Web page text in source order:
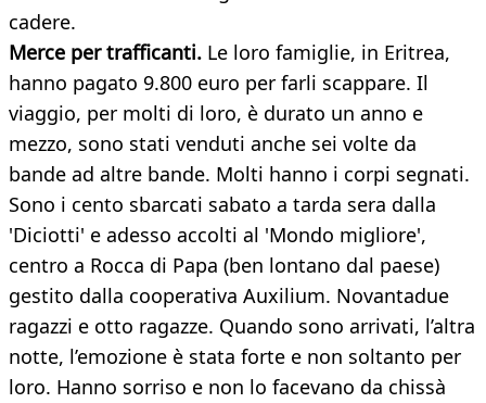
cadere.
Merce per trafficanti. Le loro famiglie, in Eritrea,
hanno pagato 9.800 euro per farli scappare. Il
viaggio, per molti di loro, è durato un anno e
mezzo, sono stati venduti anche sei volte da
bande ad altre bande. Molti hanno i corpi segnati.
Sono i cento sbarcati sabato a tarda sera dalla
'Diciotti' e adesso accolti al 'Mondo migliore',
centro a Rocca di Papa (ben lontano dal paese)
gestito dalla cooperativa Auxilium. Novantadue
ragazzi e otto ragazze. Quando sono arrivati, l’altra
notte, l’emozione è stata forte e non soltanto per
loro. Hanno sorriso e non lo facevano da chissà